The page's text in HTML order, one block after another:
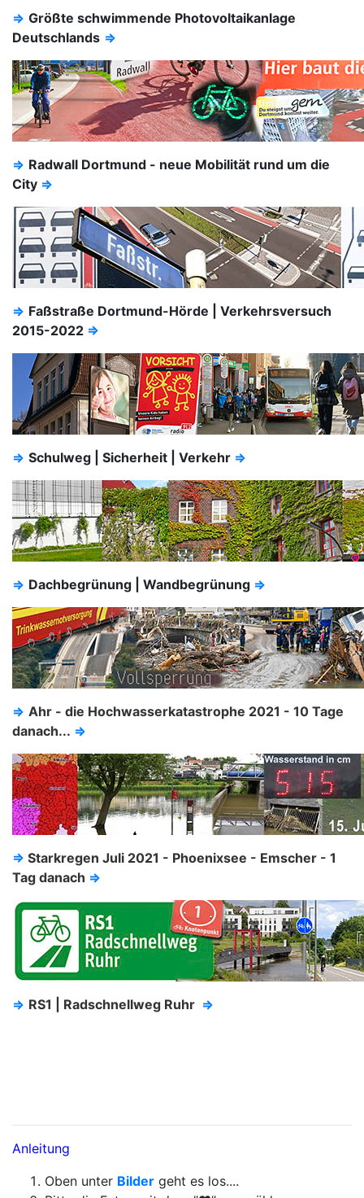
⇒ Größte schwimmende Photovoltaikanlage
Deutschlands ⇒
⇒ Radwall Dortmund - neue Mobilität rund um die
City ⇒
⇒ Faßstraße Dortmund-Hörde | Verkehrsversuch
2015-2022 ⇒
⇒ Schulweg | Sicherheit | Verkehr ⇒
⇒ Dachbegrünung | Wandbegrünung ⇒
⇒ Ahr - die Hochwasserkatastrophe 2021 - 10 Tage
danach... ⇒
⇒ Starkregen Juli 2021 - Phoenixsee - Emscher - 1
Tag danach ⇒
⇒ RS1 | Radschnellweg Ruhr ⇒
Anleitung
Oben unter Bilder geht es los....